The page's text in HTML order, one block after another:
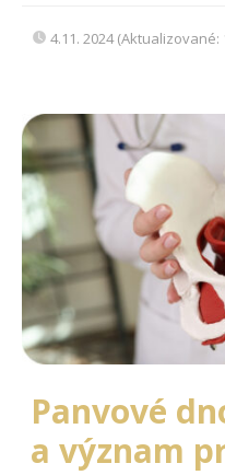
4.11. 2024 (Aktualizované:
Panvové
a význam